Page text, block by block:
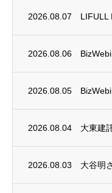
2026.08.07
2026.08.06
2026.08.05
2026.08.04 大東建
2026.08.03